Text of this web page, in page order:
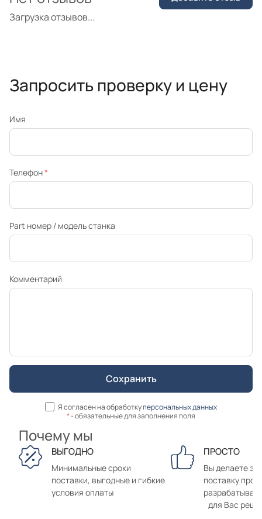
Загрузка отзывов...
Запросить проверку и цену
Имя
Телефон*
Part номер / модель станка
Комментарий
Я согласен на обработкуперсональных данных
*- обязательные для заполнения поля
Почему мы
ВЫГОДНО
Минимальные сроки
поставки, выгодные и гибкие
условия оплаты
ПРОСТО
Вы делаете
поставку
для Вас